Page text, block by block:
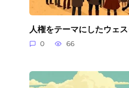
人権をテーマにしたウェ
0 66